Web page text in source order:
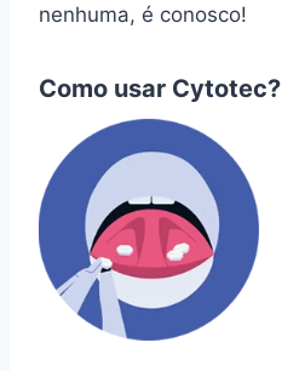
nenhuma, é conosco!
Como usar Cytotec?